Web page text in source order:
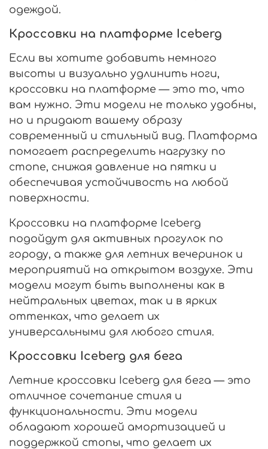
одеждой.
Кроссовки на платформе Iceberg
Если вы хотите добавить немного
высоты и визуально удлинить ноги,
кроссовки на платформе — это то, что
вам нужно. Эти модели не только удобны,
но и придают вашему образу
современный и стильный вид. Платформа
помогает распределить нагрузку по
стопе, снижая давление на пятки и
обеспечивая устойчивость на любой
поверхности.
Кроссовки на платформе Iceberg
подойдут для активных прогулок по
городу, а также для летних вечеринок и
мероприятий на открытом воздухе. Эти
модели могут быть выполнены как в
нейтральных цветах, так и в ярких
оттенках, что делает их
универсальными для любого стиля.
Кроссовки Iceberg для бега
Летние кроссовки Iceberg для бега — это
отличное сочетание стиля и
функциональности. Эти модели
обладают хорошей амортизацией и
поддержкой стопы, что делает их